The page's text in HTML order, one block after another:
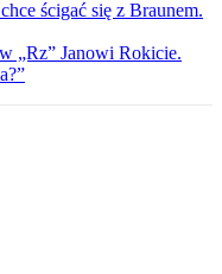
ścigać się z Braunem.
„Rz” Janowi Rokicie.